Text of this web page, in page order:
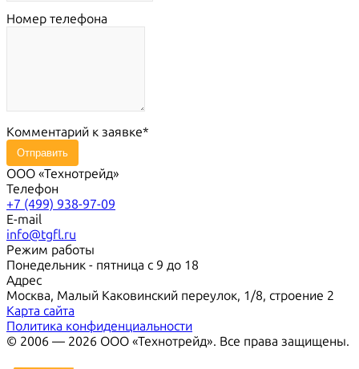
Номер телефона
Комментарий к заявке
Отправить
ООО «Технотрейд»
Телефон
+7 (499) 938-97-09
E-mail
info@tgfl.ru
Режим работы
Понедельник - пятница с 9 до 18
Адрес
Москва, Малый Каковинский переулок, 1/8, строение 2
Карта сайта
Политика конфиденциальности
© 2006 — 2026 ООО «Технотрейд». Все права защищены.